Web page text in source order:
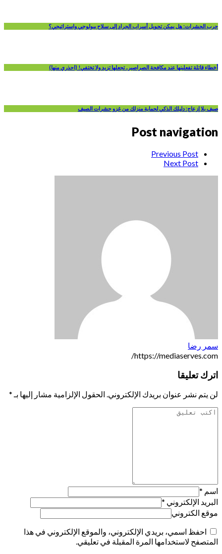
حرب الحشرات: هل يمكن تحويل أسراب الجراد إلى سلاح بيولوجي واستراتيجي؟
أخطاء قاتلة تفعلينها عند مكافحة الصراصير.. تجعلها تزيد ولا تختفي! (احذري منها)
صيف بلا إزعاج: دليلك الذكي لحماية منزلك من غزو حشرات الصيف
Post navigation
Previous Post
Next Post
سمر رضا
https://mediaserves.com/
اترك تعليقا
لن يتم نشر عنوان بريدك الإلكتروني. الحقول الإلزامية مشار إليها بـ *
اسم *
البريد الإلكتروني *
موقع الكتروني
احفظ اسمي، بريدي الإلكتروني، والموقع الإلكتروني في هذا
المتصفح لاستخدامها المرة المقبلة في تعليقي.